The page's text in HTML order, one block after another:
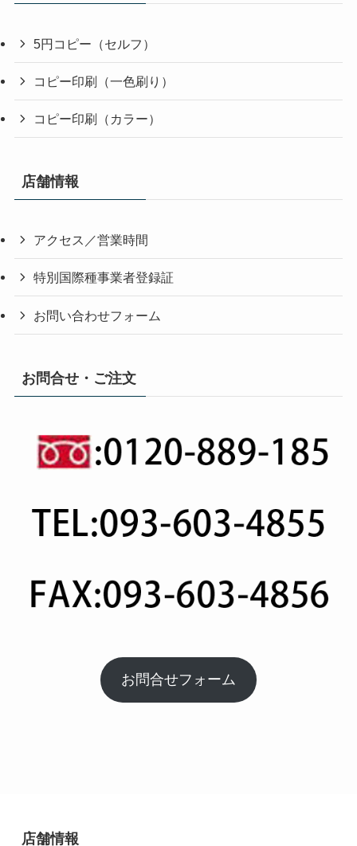
5円コピー（セルフ）
コピー印刷（一色刷り）
コピー印刷（カラー）
店舗情報
アクセス／営業時間
特別国際種事業者登録証
お問い合わせフォーム
お問合せ・ご注文
お問合せフォーム
店舗情報